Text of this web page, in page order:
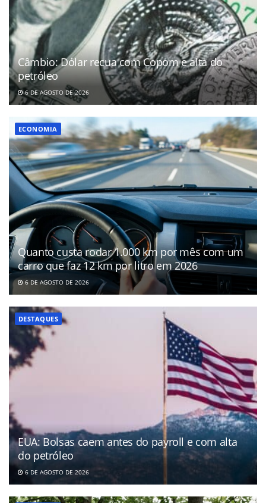
Câmbio: Dólar recua com Copom e alta do
petróleo
6 DE AGOSTO DE 2026
ECONOMIA
Quanto custa rodar 1.000 km por mês com um
carro que faz 12 km por litro em 2026
6 DE AGOSTO DE 2026
DESTAQUES
EUA: Bolsas caem antes do payroll e com alta
do petróleo
6 DE AGOSTO DE 2026